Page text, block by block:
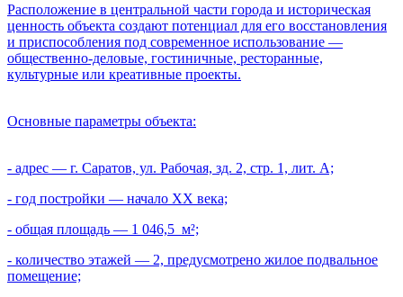
Расположение в центральной части города и историческая
ценность объекта создают потенциал для его восстановления
и приспособления под современное использование —
общественно-деловые, гостиничные, ресторанные,
культурные или креативные проекты.
Основные параметры объекта:
- адрес — г. Саратов, ул. Рабочая, зд. 2, стр. 1, лит. А;
- год постройки — начало XX века;
- общая площадь — 1 046,5 м²;
- количество этажей — 2, предусмотрено жилое подвальное
помещение;